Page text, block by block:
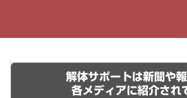
解体サポートは新聞や
各メディアに紹介され